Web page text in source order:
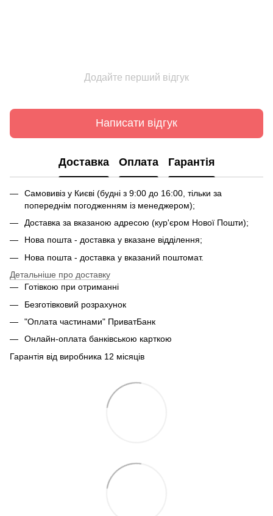
Додайте перший відгук
Написати відгук
Доставка Оплата Гарантія
Самовивіз у Києві (будні з 9:00 до 16:00, тільки за
попереднім погодженням із менеджером);
Доставка за вказаною адресою (кур'єром Нової Пошти);
Нова пошта - доставка у вказане відділення;
Нова пошта - доставка у вказаний поштомат.
Детальніше про доставку
Готівкою при отриманні
Безготівковий розрахунок
"Оплата частинами" ПриватБанк
Онлайн-оплата банківською карткою
Гарантія від виробника 12 місяців